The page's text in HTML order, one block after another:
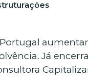
Já